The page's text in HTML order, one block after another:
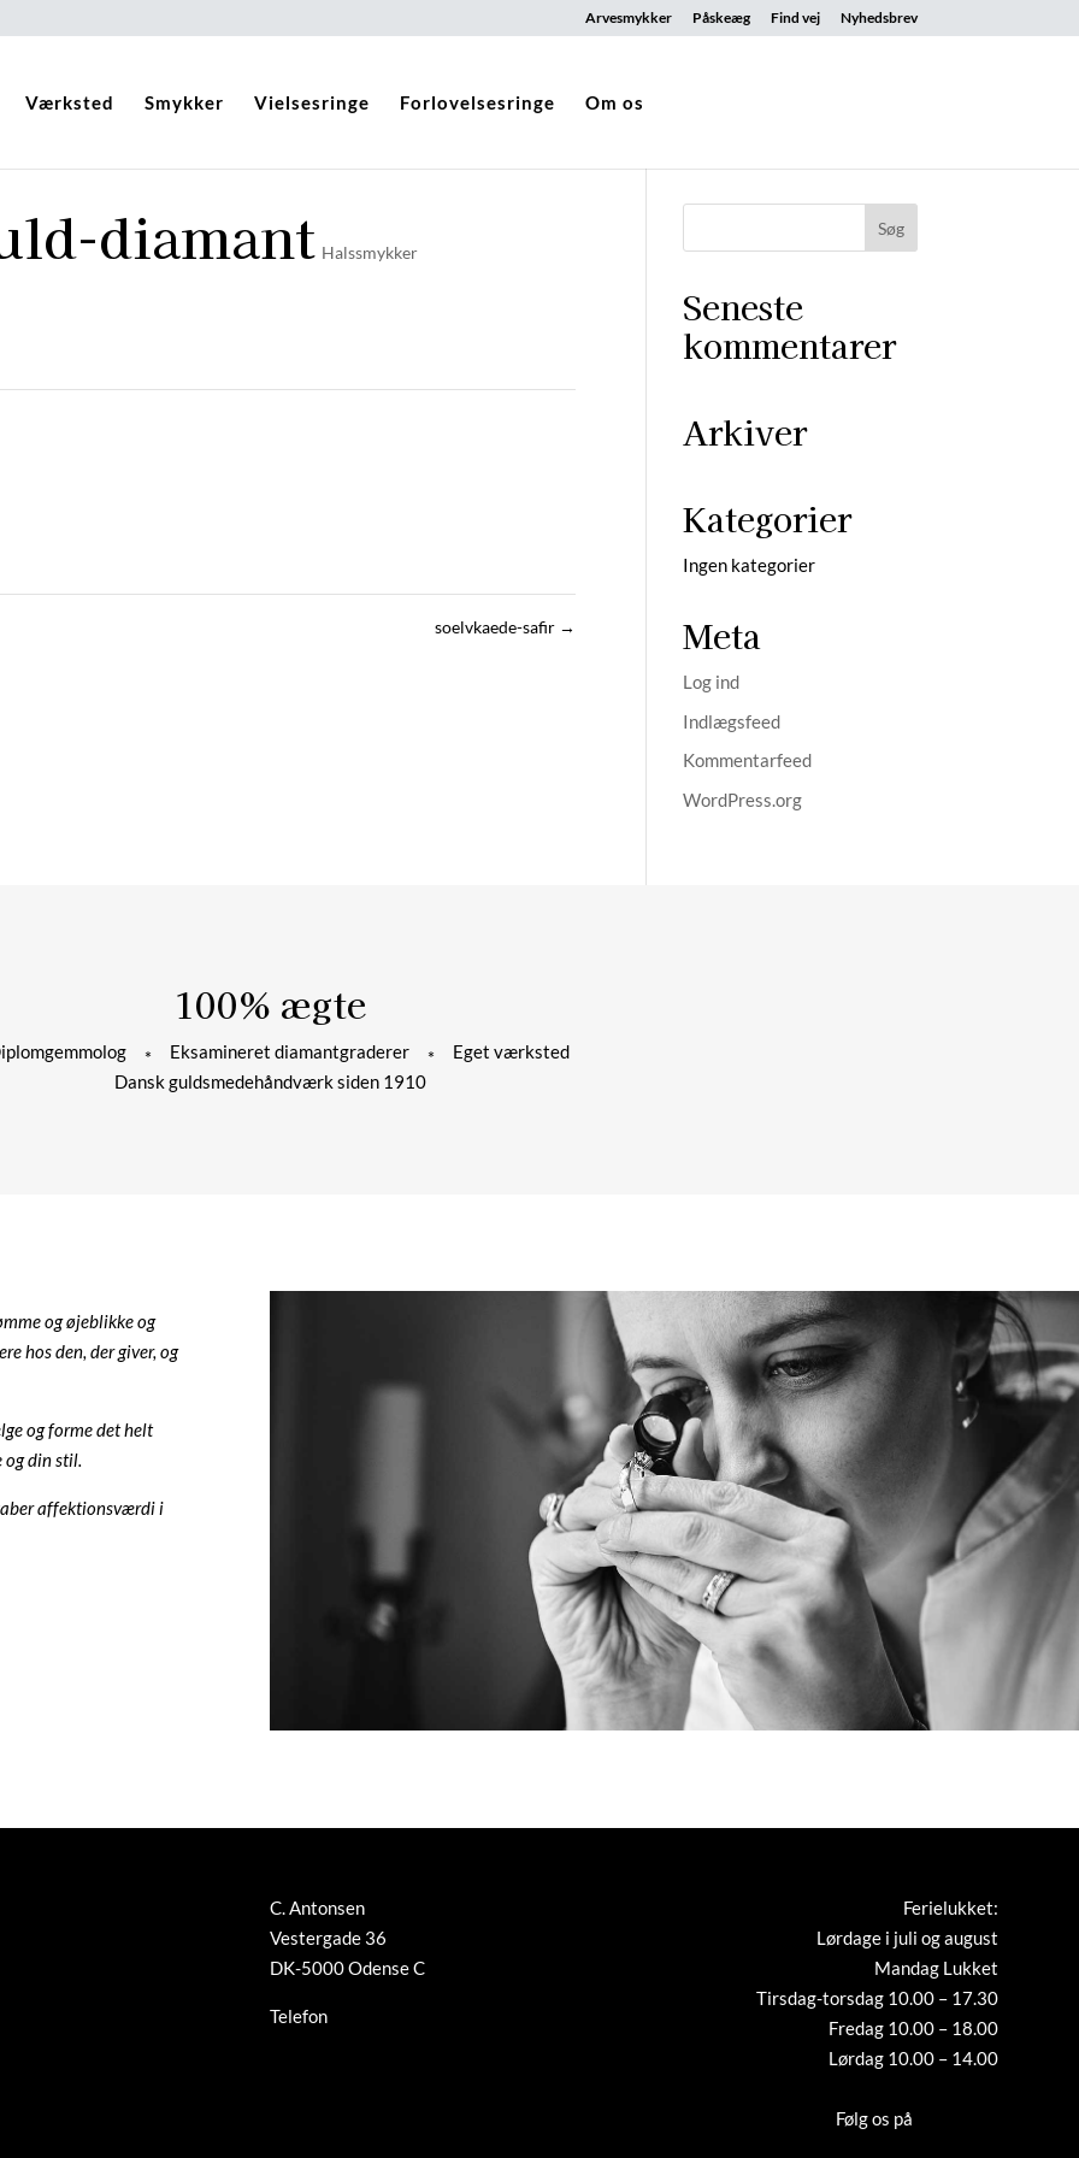
Arvesmykker Påskeæg Find vej Nyhedsbrev
Værksted Smykker Vielsesringe Forlovelsesringe Om os
diamant Halssmykker
soelvkaede-safir →
Seneste
kommentarer
Arkiver
Kategorier
Ingen kategorier
Meta
Log ind
Indlægsfeed
Kommentarfeed
WordPress.org
100% ægte
* Eksamineret diamantgraderer * Eget værksted
Dansk guldsmedehåndværk siden 1910
og øjeblikke og
hos den, der giver, og
og forme det helt
og din stil.
affektionsværdi i
C. Antonsen
Vestergade 36
DK-5000 Odense C
Telefon
Ferielukket:
Lørdage i juli og august
Mandag Lukket
Tirsdag-torsdag 10.00 – 17.30
Fredag 10.00 – 18.00
Lørdag 10.00 – 14.00
Følg os på